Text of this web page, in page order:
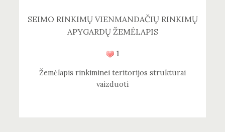
SEIMO RINKIMŲ VIENMANDAČIŲ RINKIMŲ
APYGARDŲ ŽEMĖLAPIS
1
Žemėlapis rinkiminei teritorijos struktūrai
vaizduoti